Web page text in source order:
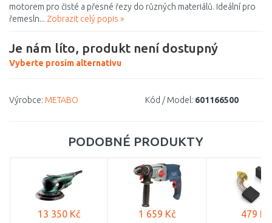
motorem pro čisté a přesné řezy do různých materiálů. Ideální pro
řemesln... Zobrazit celý popis »
Je nám líto, produkt není dostupný
Vyberte prosím alternativu
Výrobce: METABO Kód / Model: 601166500
PODOBNÉ PRODUKTY
13 350 Kč 1 659 Kč 479 Kč